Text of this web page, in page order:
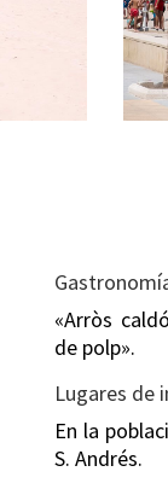
«Arròs
de polp».
Lugares de
En la
S. Andrés.